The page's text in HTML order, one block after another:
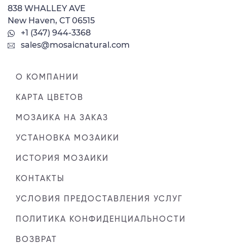
838 WHALLEY AVE
New Haven, CT 06515
+1 (347) 944-3368
sales@mosaicnatural.com
О КОМПАНИИ
КАРТА ЦВЕТОВ
МОЗАИКА НА ЗАКАЗ
УСТАНОВКА МОЗАИКИ
ИСТОРИЯ МОЗАИКИ
КОНТАКТЫ
УСЛОВИЯ ПРЕДОСТАВЛЕНИЯ УСЛУГ
ПОЛИТИКА КОНФИДЕНЦИАЛЬНОСТИ
ВОЗВРАТ